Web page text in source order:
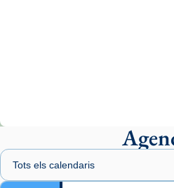
presidit aquest 27 de
Santes de Mataró.
🔗